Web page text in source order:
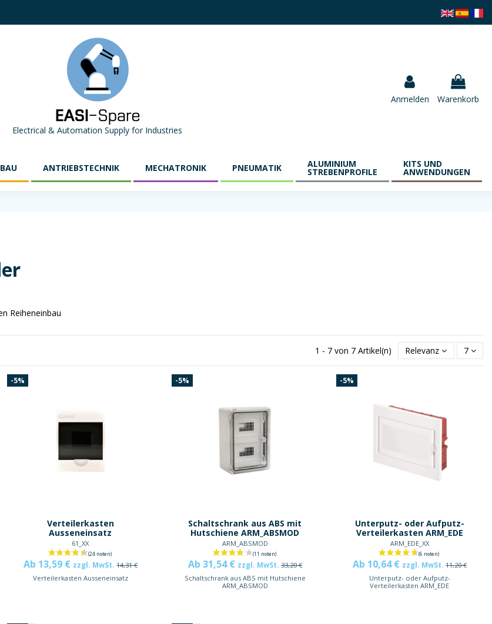
Electrical & Automation Supply for Industries
Anmelden Warenkorb
ANTRIEBSTECHNIK MECHATRONIK PNEUMATIK ALUMINIUM
STREBENPROFILE
KITS UND
ANWENDUNGEN
Reiheneinbau
1 - 7 von 7 Artikel(n) Relevanz 7
-5%
Verteilerkasten
Ausseneinsatz
61_XX
Ab 13,59 € zzgl. MwSt. 14,31 €
Verteilerkasten Ausseneinsatz
-5%
Schaltschrank aus ABS mit
Hutschiene ARM_ABSMOD
ARM_ABSMOD
Ab 31,54 € zzgl. MwSt. 33,20 €
Schaltschrank aus ABS mit Hutschiene
ARM_ABSMOD
-5%
Unterputz- oder Aufputz-
Verteilerkasten ARM_EDE
ARM_EDE_XX
Ab 10,64 € zzgl. MwSt. 11,20 €
Unterputz- oder Aufputz-
Verteilerkasten ARM_EDE